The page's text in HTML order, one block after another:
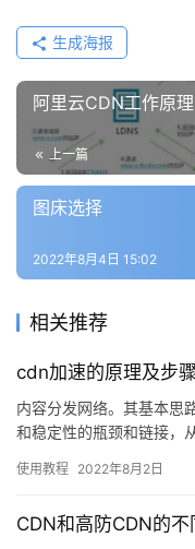
生成海报
阿里云CDN工作原
上一篇
图床选择
2022年8月4日 15:02
相关推荐
cdn加速的原理及步骤
内容分发网络。其基本思
和稳定性的瓶颈和链接，
使用教程 2022年8月2日
CDN和高防CDN的